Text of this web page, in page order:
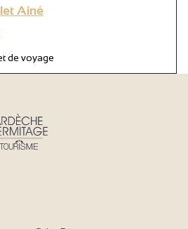
Aîné
de voyage